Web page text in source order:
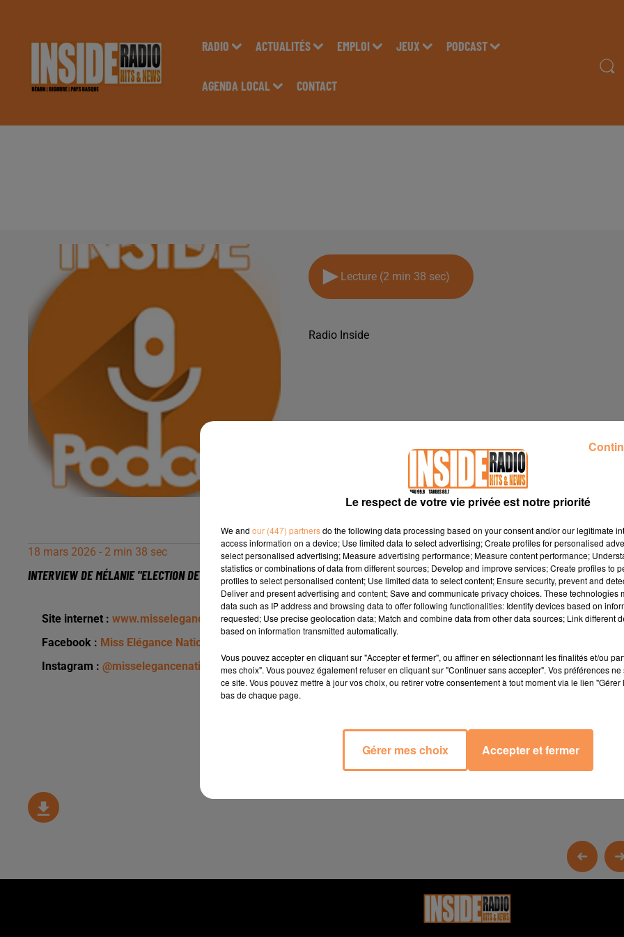
RADIO ACTUALITÉS EMPLOI JEUX PODCAST
AGENDA LOCAL CONTACT
Lecture (2 min 38 sec)
Radio Inside
18 mars 2026 - 2 min 38 sec
INTERVIEW DE MÉLANIE "ELECTION DE MISS ELÉGANCE NATIONALE 2026" SUR RADIO INSIDE
Site internet : www.misselegancenationale.fr
Facebook : Miss Elégance Nationale - Aquitaine
Instagram : @misselegancenationaleaquitaine
Le respect de votre vie privée est notre priorité
We and our (447) partnersdo the following data processing based on your consent and/or our legitimate
access information on a device; Use limited data to select advertising; Create profiles for personalised
select personalised advertising; Measure advertising performance; Measure content performance;
statistics or combinations of data from different sources; Develop and improve services; Create profiles to
profiles to select personalised content; Use limited data to select content; Ensure security, prevent and
Deliver and present advertising and content; Save and communicate privacy choices. These technologies
data such as IP address and browsing data to offer following functionalities: Identify devices based on
requested; Use precise geolocation data; Match and combine data from other data sources; Link different
based on information transmitted automatically.
Vous pouvez accepter en cliquant sur "Accepter et fermer", ou affiner en sélectionnant les finalités et/ou
mes choix". Vous pouvez également refuser en cliquant sur "Continuer sans accepter". Vos préférences
ce site. Vous pouvez mettre à jour vos choix, ou retirer votre consentement à tout moment via le lien
bas de chaque page.
Gérer mes choix Accepter et fermer